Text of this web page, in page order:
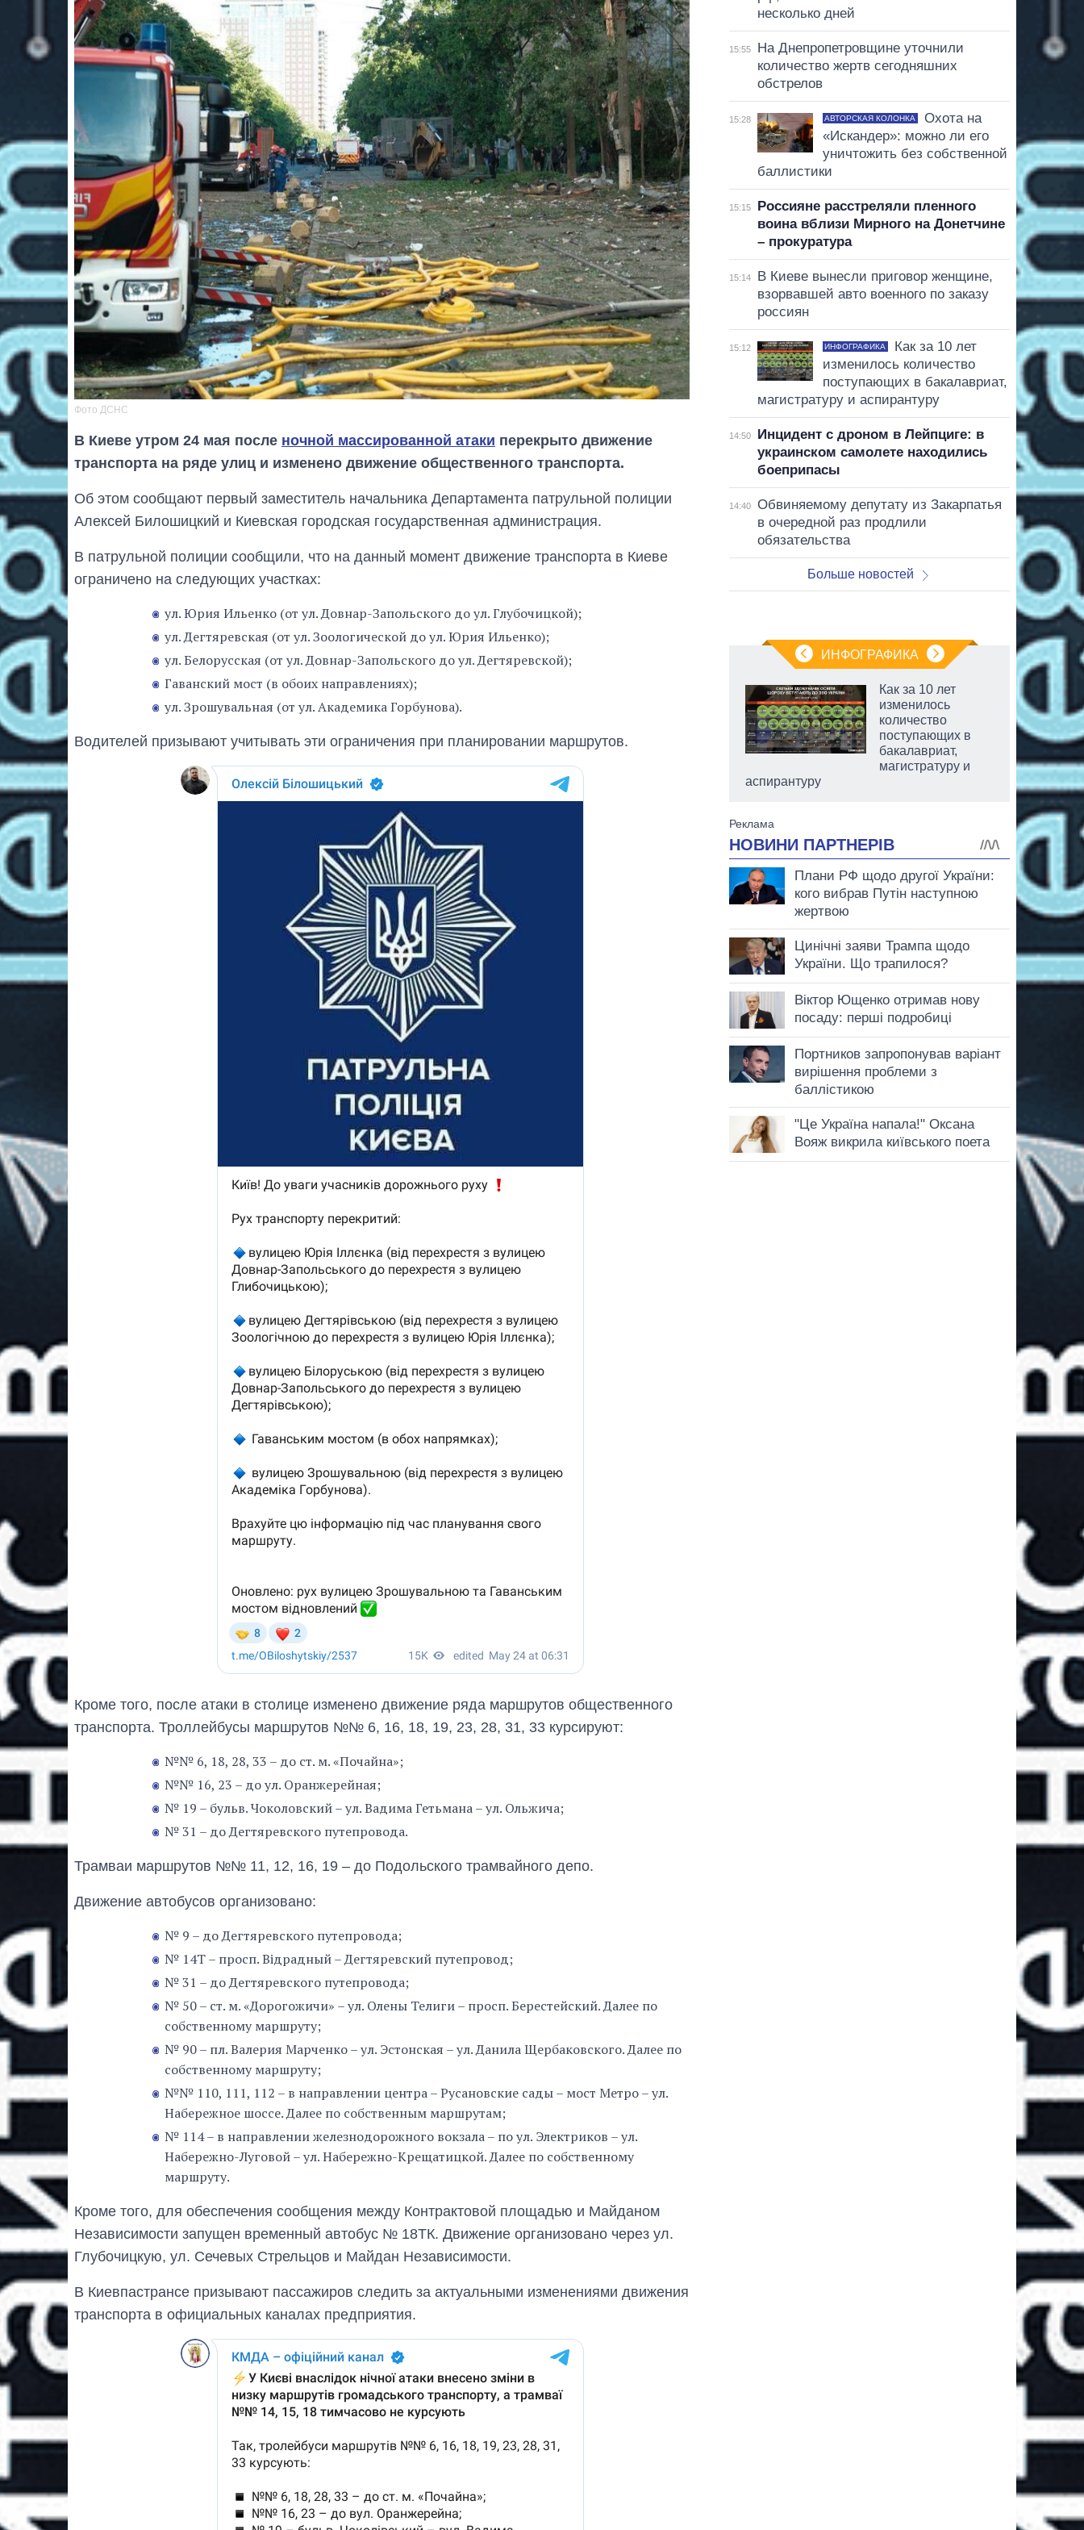
Фото ДСНС
В Киеве утром 24 мая после ночной массированной атаки перекрыто движение
транспорта на ряде улиц и изменено движение общественного транспорта.
Об этом сообщают первый заместитель начальника Департамента патрульной полиции
Алексей Билошицкий и Киевская городская государственная администрация.
В патрульной полиции сообщили, что на данный момент движение транспорта в Киеве
ограничено на следующих участках:
ул. Юрия Ильенко (от ул. Довнар-Запольского до ул. Глубочицкой);
ул. Дегтяревская (от ул. Зоологической до ул. Юрия Ильенко);
ул. Белорусская (от ул. Довнар-Запольского до ул. Дегтяревской);
Гаванский мост (в обоих направлениях);
ул. Зрошувальная (от ул. Академика Горбунова).
Водителей призывают учитывать эти ограничения при планировании маршрутов.
Кроме того, после атаки в столице изменено движение ряда маршрутов общественного
транспорта. Троллейбусы маршрутов №№ 6, 16, 18, 19, 23, 28, 31, 33 курсируют:
№№ 6, 18, 28, 33 – до ст. м. «Почайна»;
№№ 16, 23 – до ул. Оранжерейная;
№ 19 – бульв. Чоколовский – ул. Вадима Гетьмана – ул. Ольжича;
№ 31 – до Дегтяревского путепровода.
Трамваи маршрутов №№ 11, 12, 16, 19 – до Подольского трамвайного депо.
Движение автобусов организовано:
№ 9 – до Дегтяревского путепровода;
№ 14Т – просп. Відрадный – Дегтяревский путепровод;
№ 31 – до Дегтяревского путепровода;
№ 50 – ст. м. «Дорогожичи» – ул. Олены Телиги – просп. Берестейский. Далее по
собственному маршруту;
№ 90 – пл. Валерия Марченко – ул. Эстонская – ул. Данила Щербаковского. Далее по
собственному маршруту;
№№ 110, 111, 112 – в направлении центра – Русановские сады – мост Метро – ул.
Набережное шоссе. Далее по собственным маршрутам;
№ 114 – в направлении железнодорожного вокзала – по ул. Электриков – ул.
Набережно-Луговой – ул. Набережно-Крещатицкой. Далее по собственному
маршруту.
Кроме того, для обеспечения сообщения между Контрактовой площадью и Майданом
Независимости запущен временный автобус № 18ТК. Движение организовано через ул.
Глубочицкую, ул. Сечевых Стрельцов и Майдан Независимости.
В Киевпастрансе призывают пассажиров следить за актуальными изменениями движения
транспорта в официальных каналах предприятия.
несколько дней
15:55
На Днепропетровщине уточнили
количество жертв сегодняшних
обстрелов
15:28 АВТОРСКАЯ КОЛОНКА
Охота на
«Искандер»: можно ли его
уничтожить без собственной
баллистики
15:15
Россияне расстреляли пленного
воина вблизи Мирного на Донетчине
– прокуратура
15:14
В Киеве вынесли приговор женщине,
взорвавшей авто военного по заказу
россиян
15:12 ИНФОГРАФИКА
Как за 10 лет
изменилось количество
поступающих в бакалавриат,
магистратуру и аспирантуру
14:50
Инцидент с дроном в Лейпциге: в
украинском самолете находились
боеприпасы
14:40
Обвиняемому депутату из Закарпатья
в очередной раз продлили
обязательства
Больше новостей
ИНФОГРАФИКА
за лето: Киев и
область стали
Как за 10 лет
изменилось
количество
поступающих в
бакалавриат,
магистратуру и
аспирантуру